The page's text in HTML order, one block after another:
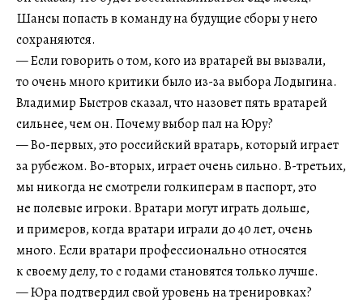
Шансы попасть в команду на будущие сборы у него
сохраняются.
— Если говорить о том, кого из вратарей вы вызвали,
то очень много критики было из-за выбора Лодыгина.
Владимир Быстров сказал, что назовет пять вратарей
сильнее, чем он. Почему выбор пал на Юру?
— Во-первых, это российский вратарь, который играет
за рубежом. Во-вторых, играет очень сильно. В-третьих,
мы никогда не смотрели голкиперам в паспорт, это
не полевые игроки. Вратари могут играть дольше,
и примеров, когда вратари играли до 40 лет, очень
много. Если вратари профессионально относятся
к своему делу, то с годами становятся только лучше.
— Юра подтвердил свой уровень на тренировках?